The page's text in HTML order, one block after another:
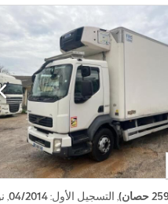
, التسجيل الأول:04/2014
,